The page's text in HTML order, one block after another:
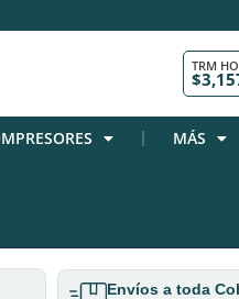
TRM
MÁS
Envíos a toda